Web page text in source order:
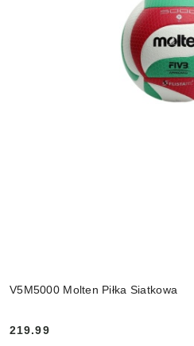
V5M5000 Molten Piłka Siatkowa
Cena:
219.99